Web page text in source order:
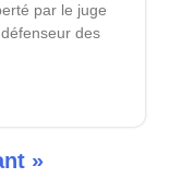
par le juge
des
»